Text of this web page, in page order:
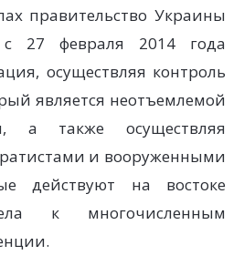
правительство Украины
с 27 февраля 2014 года
осуществляя контроль
является неотъемлемой
а также осуществляя
и вооруженными
действуют на востоке
к многочисленным